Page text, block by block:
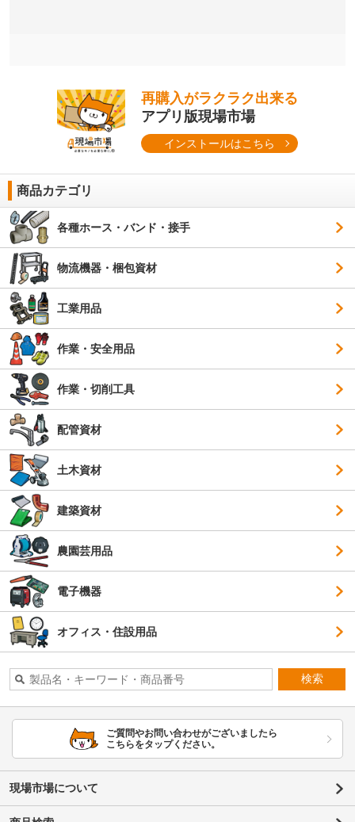
再購入がラクラク出来る
アプリ版現場市場
インストールはこちら
商品カテゴリ
各種ホース・バンド・接手
物流機器・梱包資材
工業用品
作業・安全用品
作業・切削工具
配管資材
土木資材
建築資材
農園芸用品
電子機器
オフィス・住設用品
検索
ご質問やお問い合わせがございましたら
こちらをタップください。
現場市場について